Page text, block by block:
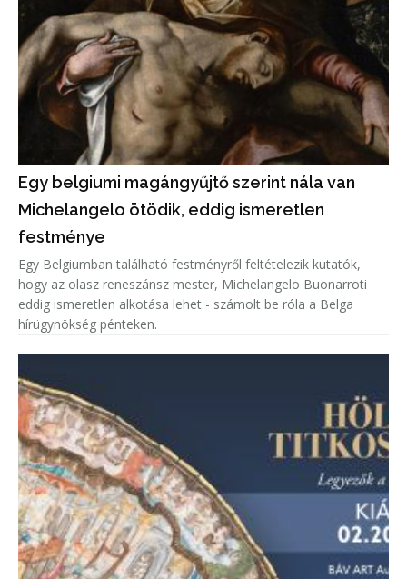
Egy belgiumi magángyűjtő szerint nála van
Michelangelo ötödik, eddig ismeretlen
festménye
Egy Belgiumban található festményről feltételezik kutatók,
hogy az olasz reneszánsz mester, Michelangelo Buonarroti
eddig ismeretlen alkotása lehet - számolt be róla a Belga
hírügynökség pénteken.